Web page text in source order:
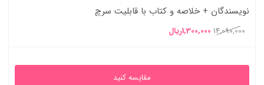
نویسندگان + خلاصه و کتاب با قابلیت سرچ
14,090,000 قیمت
14,090,000ریال
1,300,000ریال
1,300,000ریال
مقایسه کنید